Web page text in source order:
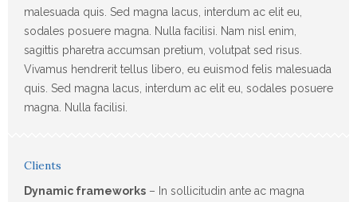
malesuada quis. Sed magna lacus, interdum ac elit eu,
sodales posuere magna. Nulla facilisi. Nam nisl enim,
sagittis pharetra accumsan pretium, volutpat sed risus.
Vivamus hendrerit tellus libero, eu euismod felis malesuada
quis. Sed magna lacus, interdum ac elit eu, sodales posuere
magna. Nulla facilisi.
Clients
Dynamic frameworks – In sollicitudin ante ac magna